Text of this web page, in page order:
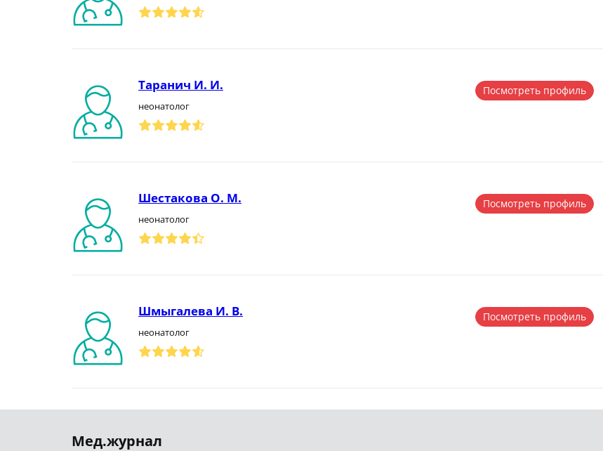
Таранич И. И.
неонатолог
Посмотреть профиль
Шестакова О. М.
неонатолог
Посмотреть профиль
Шмыгалева И. В.
неонатолог
Посмотреть профиль
Мед.журнал